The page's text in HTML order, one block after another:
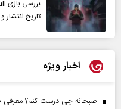
تاریخ انتشار
اخبار ویژه